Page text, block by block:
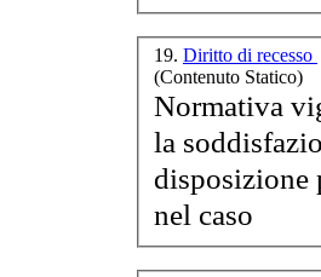
19. Diritto di recesso
(Contenuto Statico)
la
disposizione
nel caso